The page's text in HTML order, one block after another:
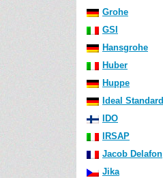
Grohe
GSI
Hansgrohe
Huber
Huppe
Ideal Standard
IDO
IRSAP
Jacob Delafon
Jika